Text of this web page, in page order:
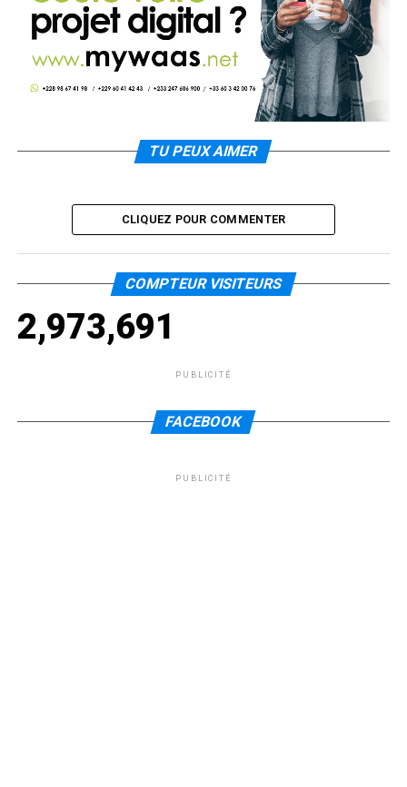
TU PEUX AIMER
CLIQUEZ POUR COMMENTER
COMPTEUR VISITEURS
2,973,691
PUBLICITÉ
FACEBOOK
PUBLICITÉ